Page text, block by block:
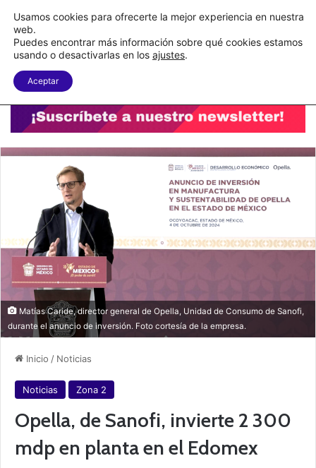
C&A México completa la implementación de su WMS en la nube
Menu
Matías Caride, director general de Opella, Unidad de Consumo de Sanofi,
durante el anuncio de inversión. Foto cortesía de la empresa.
Inicio / Noticias
Noticias Zona 2
Opella, de Sanofi, invierte 2 300
mdp en planta en el Edomex
Usamos cookies para ofrecerte la mejor experiencia en nuestra
web.
Puedes encontrar más información sobre qué cookies estamos
usando o desactivarlas en los ajustes.
Aceptar